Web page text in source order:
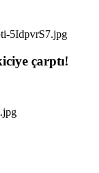
çarptı!